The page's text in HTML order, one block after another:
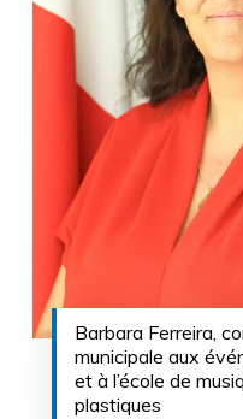
Barbara Ferreira,
municipale aux
et à l’école de
plastiques